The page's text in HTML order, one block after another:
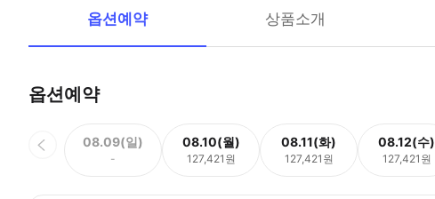
옵션예약 상품소개
옵션예약
08.09(일)
-
08.10(월)
127,421원
08.11(화)
127,421원
08.12(수)
127,421원